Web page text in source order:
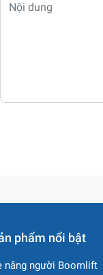
phẩm nổi bật
nâng người Boomlift